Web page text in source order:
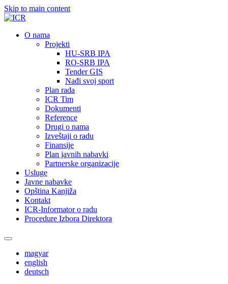
Skip to main content
О nama
Projekti
HU-SRB IPA
RO-SRB IPA
Tender GIS
Nađi svoj sport
Plan rada
ICR Tim
Dokumenti
Reference
Drugi o nama
Izveštaji o radu
Finansije
Plan javnih nabavki
Partnerske organizacije
Usluge
Javne nabavke
Opština Kanjiža
Kontakt
ICR-Informator o radu
Procedure Izbora Direktora
magyar
english
deutsch